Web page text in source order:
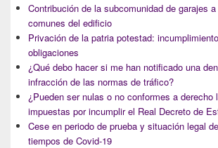
Contribución de la subcomunidad de garajes
comunes del edificio
Privación de la patria potestad:
obligaciones
¿Qué debo hacer si me han notificado una
infracción de las normas de tráfico?
¿Pueden ser nulas o no conformes a derecho
impuestas por incumplir el Real Decreto de
Cese en periodo de prueba y situación legal
tiempos de Covid-19